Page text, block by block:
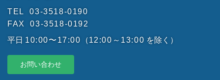
TEL
03-3518-0190
FAX
03-3518-0192
平日 10:00〜17:00 （12:00～13:00 を除く）
お問い合わせ